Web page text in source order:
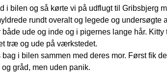
bilen og så kørte vi på udflugt til Gribsbjerg
rundt overalt og legede og undersøgte
ude og inde og i pigernes lange hår. Kitty
træ og ude på værkstedet.
i bilen sammen med deres mor. Først fik
gråd, men uden panik.